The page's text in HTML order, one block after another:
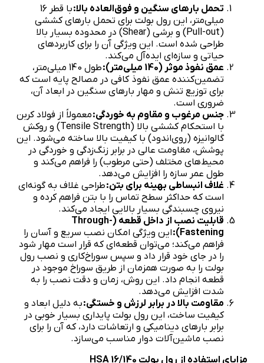
تحمل بارهای سنگین و فوق‌العاده بالا:
با قطر 16
میلی‌متر، این رول بولت برای تحمل بارهای کششی
(Pull-out) و برشی (Shear) در محدوده بسیار بالا
طراحی شده است. این ویژگی آن را برای کاربردهای
حیاتی و سازه‌ای ایده‌آل می‌کند.
عمق نفوذ موثر (140 میلی‌متر):
طول 140 میلی‌متر،
تضمین‌کننده عمق نفوذ کافی در مصالح پایه است که
برای توزیع تنش و مهار بارهای سنگین در ابعاد آن،
ضروری است.
جنس مرغوب و مقاوم به خوردگی:معمولاً از فولاد کربن
با استحکام کششی بالا (Tensile Strength) و روکش
گالوانیزه (روی‌اندود) با کیفیت بالا ساخته می‌شود. این
پوشش، مقاومت عالی در برابر زنگ‌زدگی و خوردگی در
محیط‌های مختلف (حتی مرطوب) را فراهم می‌کند و
طول عمر سازه را افزایش می‌دهد.
غلاف انبساطی بهینه برای بتن:طراحی غلاف به گونه‌ای
است که حداکثر سطح تماس را با بتن فراهم کرده و
نیروی چسبندگی بسیار بالایی ایجاد می‌کند.
قابلیت نصب از داخل قطعه (Through-
Fastening
):این ویژگی امکان نصب سریع و آسان را
فراهم می‌کند؛ می‌توان قطعه‌ای که قرار است مهار شود
را در جای خود قرار داد و سپس سوراخ‌کاری و نصب رول
بولت را به صورت همزمان از طریق سوراخ موجود در
قطعه انجام داد. این روش، زمان و دقت نصب را به
شدت افزایش می‌دهد.
مقاومت بالا در برابر لرزش و خستگی:به دلیل ابعاد و
کیفیت ساخت، این رول بولت پایداری بسیار خوبی در
برابر بارهای دینامیکی و ارتعاشات دارد، که آن را برای
نصب ماشین‌آلات دوار مناسب می‌سازد.
مزایای استفاده از رول بولت HSA 16/140